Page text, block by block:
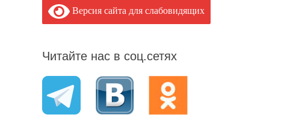
Версия сайта для слабовидящих
Читайте нас в соц.сетях